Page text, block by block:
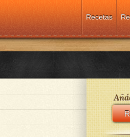
Recetas